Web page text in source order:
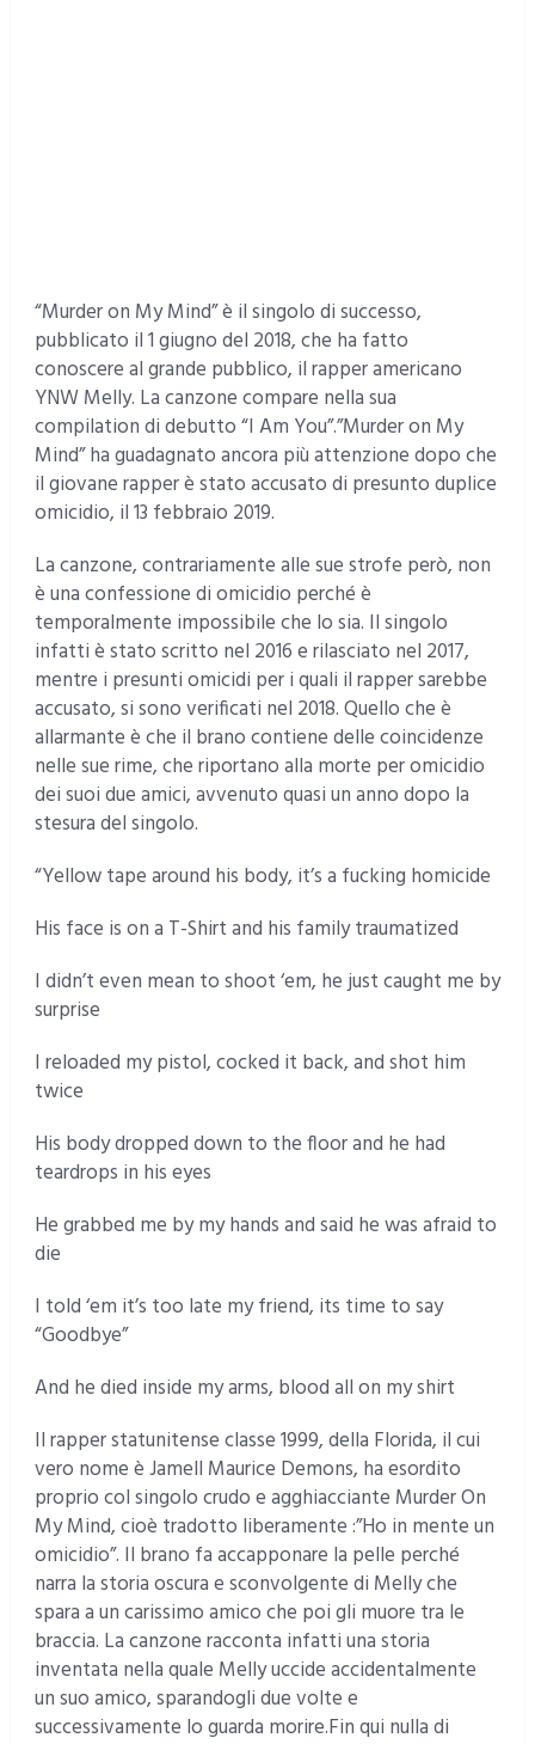
“Murder on My Mind” è il singolo di successo,
pubblicato il 1 giugno del 2018, che ha fatto
conoscere al grande pubblico, il rapper americano
YNW Melly. La canzone compare nella sua
compilation di debutto “I Am You”.”Murder on My
Mind” ha guadagnato ancora più attenzione dopo che
il giovane rapper è stato accusato di presunto duplice
omicidio, il 13 febbraio 2019.
La canzone, contrariamente alle sue strofe però, non
è una confessione di omicidio perché è
temporalmente impossibile che lo sia. Il singolo
infatti è stato scritto nel 2016 e rilasciato nel 2017,
mentre i presunti omicidi per i quali il rapper sarebbe
accusato, si sono verificati nel 2018. Quello che è
allarmante è che il brano contiene delle coincidenze
nelle sue rime, che riportano alla morte per omicidio
dei suoi due amici, avvenuto quasi un anno dopo la
stesura del singolo.
“Yellow tape around his body, it’s a fucking homicide
His face is on a T-Shirt and his family traumatized
I didn’t even mean to shoot ‘em, he just caught me by
surprise
I reloaded my pistol, cocked it back, and shot him
twice
His body dropped down to the floor and he had
teardrops in his eyes
He grabbed me by my hands and said he was afraid to
die
I told ‘em it’s too late my friend, its time to say
“Goodbye”
And he died inside my arms, blood all on my shirt
Il rapper statunitense classe 1999, della Florida, il cui
vero nome è Jamell Maurice Demons, ha esordito
proprio col singolo crudo e agghiacciante Murder On
My Mind, cioè tradotto liberamente :”Ho in mente un
omicidio”. Il brano fa accapponare la pelle perché
narra la storia oscura e sconvolgente di Melly che
spara a un carissimo amico che poi gli muore tra le
braccia. La canzone racconta infatti una storia
inventata nella quale Melly uccide accidentalmente
un suo amico, sparandogli due volte e
successivamente lo guarda morire.Fin qui nulla di